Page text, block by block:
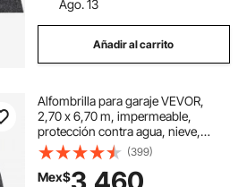
Ago. 13
Añadir al carrito
Alfombrilla para garaje VEVOR,
2,70 x 6,70 m, impermeable,
protección contra agua, nieve,
lluvia, barro y aceite para coches,
alfombrilla antideslizante de alta
resistencia con respaldo antifugas
(399)
Mex$